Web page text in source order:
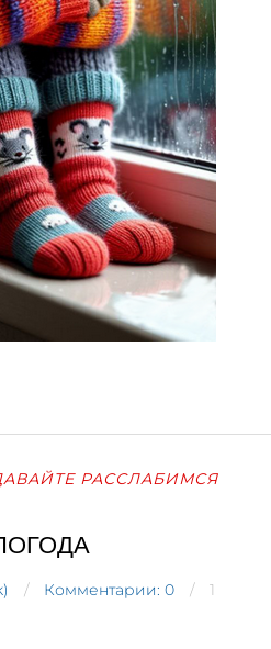
РАССЛАБИМСЯ
Комментарии: 0
1